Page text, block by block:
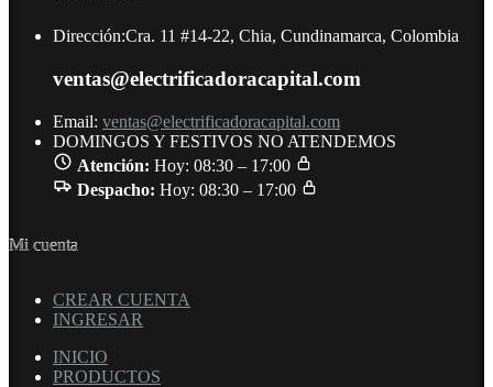
Dirección:Cra. 11 #14-22, Chia, Cundinamarca, Colombia
ventas@electrificadoracapital.com
Email: ventas@electrificadoracapital.com
DOMINGOS Y FESTIVOS NO ATENDEMOS
Atención: Hoy: 08:30 – 17:00
Despacho: Hoy: 08:30 – 17:00
Mi cuenta
CREAR CUENTA
INGRESAR
INICIO
PRODUCTOS